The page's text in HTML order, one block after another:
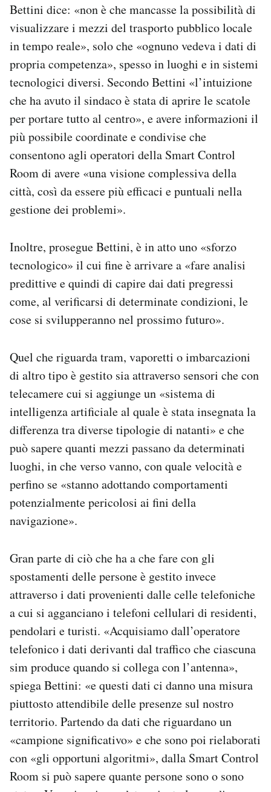
Bettini dice: «non è che mancasse la possibilità di
visualizzare i mezzi del trasporto pubblico locale
in tempo reale», solo che «ognuno vedeva i dati di
propria competenza», spesso in luoghi e in sistemi
tecnologici diversi. Secondo Bettini «l’intuizione
che ha avuto il sindaco è stata di aprire le scatole
per portare tutto al centro», e avere informazioni il
più possibile coordinate e condivise che
consentono agli operatori della Smart Control
Roomdi avere «unavisione complessiva della
città, così da essere più efficaci e puntuali nella
gestione dei problemi».
Inoltre, prosegue Bettini, è in atto uno «sforzo
tecnologico» il cui fine è arrivare a «fare analisi
predittive e quindi di capire dai dati pregressi
come, al verificarsi di determinate condizioni, le
cose si svilupperanno nel prossimo futuro».
Quel che riguarda tram, vaporetti o imbarcazioni
di altro tipo è gestito sia attraverso sensori che con
telecamere cui si aggiunge un «sistema di
intelligenza artificiale al qualeè stata insegnata la
differenza tra diverse tipologie di natanti» e che
può sapere quanti mezzi passano da determinati
luoghi, in che verso vanno, con quale velocità e
perfino se «stanno adottando comportamenti
potenzialmente pericolosi ai fini della
navigazione».
Gran parte di ciò che ha a che fare con gli
spostamenti delle persone è gestito invece
attraverso i dati provenienti dalle celle telefoniche
a cui si agganciano i telefoni cellulari di residenti,
pendolari e turisti. «Acquisiamo dall’operatore
telefonico i dati derivanti dal traffico che ciascuna
sim produce quando si collega con l’antenna»,
spiega Bettini: «e questi dati ci danno una misura
piuttosto attendibile delle presenze sul nostro
territorio. Partendo da dati che riguardano un
«campione significativo» e che sono poi rielaborati
con «gli opportuni algoritmi», dalla Smart Control
Room si può sapere quante persone sono o sono